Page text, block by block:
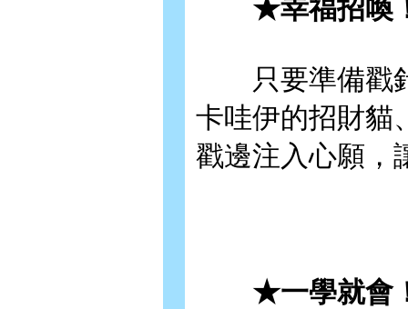
★幸福招喚！
只要準備戳針
卡哇伊的招財貓
戳邊注入心願，
★一學就會！